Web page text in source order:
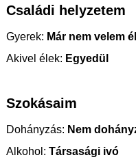
Családi helyzetem
Gyerek: Már nem velem
Akivel élek: Egyedül
Szokásaim
Dohányzás: Nem
Alkohol: Társasági ivó